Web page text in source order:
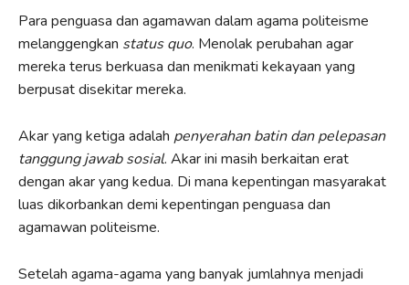
Para penguasa dan agamawan dalam agama politeisme
melanggengkan status quo. Menolak perubahan agar
mereka terus berkuasa dan menikmati kekayaan yang
berpusat disekitar mereka.
Akar yang ketiga adalah penyerahan batin dan pelepasan
tanggung jawab sosial. Akar ini masih berkaitan erat
dengan akar yang kedua. Di mana kepentingan masyarakat
luas dikorbankan demi kepentingan penguasa dan
agamawan politeisme.
Setelah agama-agama yang banyak jumlahnya menjadi